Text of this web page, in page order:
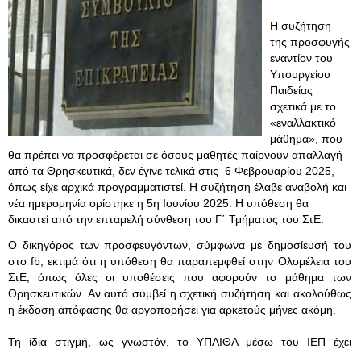
Η συζήτηση
της προσφυγής
εναντίον του
Υπουργείου
Παιδείας
σχετικά με το
«εναλλακτικό
μάθημα», που
θα πρέπει να προσφέρεται σε όσους μαθητές παίρνουν απαλλαγή
από τα Θρησκευτικά, δεν έγινε τελικά στις 6 Φεβρουαρίου 2025,
όπως είχε αρχικά προγραμματιστεί. Η συζήτηση έλαβε αναβολή και
νέα ημερομηνία ορίστηκε η 5η Ιουνίου 2025. Η υπόθεση θα
δικαστεί από την επταμελή σύνθεση του Γ΄ Τμήματος του ΣτΕ.
Ο δικηγόρος των προσφευγόντων, σύμφωνα με δημοσίευσή του
στο fb, εκτιμά ότι η υπόθεση θα παραπεμφθεί στην Ολομέλεια του
ΣτΕ, όπως όλες οι υποθέσεις που αφορούν το μάθημα των
Θρησκευτικών. Αν αυτό συμβεί η σχετική συζήτηση και ακολούθως
η έκδοση απόφασης θα αργοπορήσει για αρκετούς μήνες ακόμη.
Τη ίδια στιγμή, ως γνωστόν, το ΥΠΑΙΘΑ μέσω του ΙΕΠ έχει